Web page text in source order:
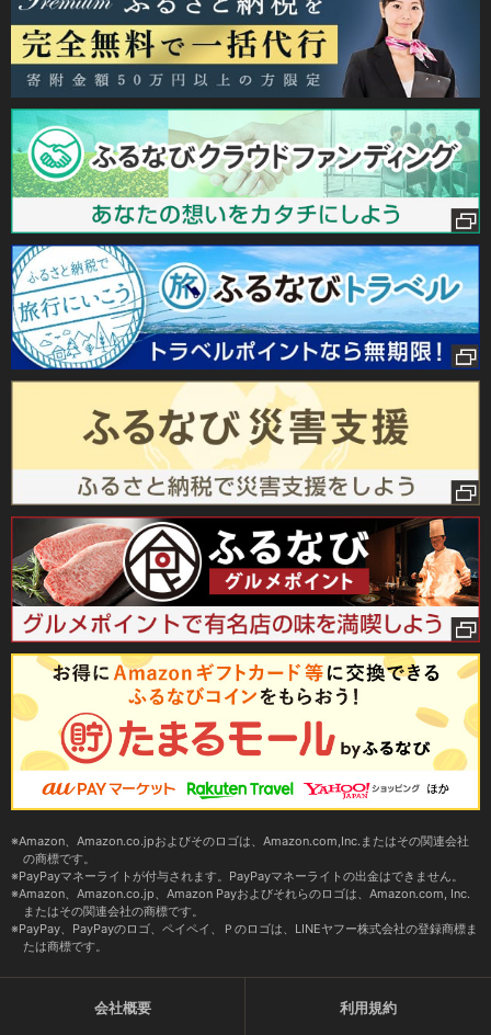
Amazon、Amazon.co.jpおよびそのロゴは、Amazon.com,Inc.またはその関連会社
の商標です。
PayPayマネーライトが付与されます。PayPayマネーライトの出金はできません。
Amazon、Amazon.co.jp、Amazon Payおよびそれらのロゴは、Amazon.com, Inc.
またはその関連会社の商標です。
PayPay、PayPayのロゴ、ペイペイ、Ｐのロゴは、LINEヤフー株式会社の登録商標ま
たは商標です。
会社概要 利用規約